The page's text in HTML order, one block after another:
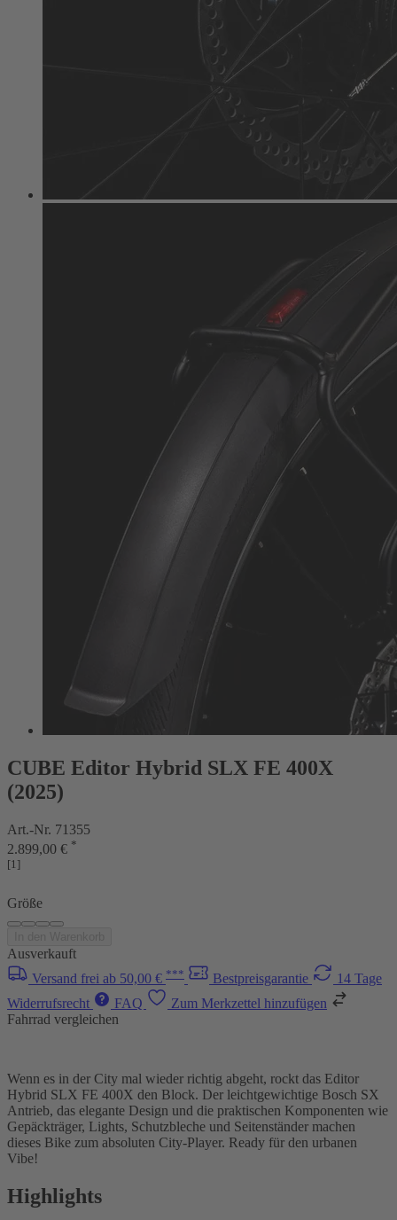
CUBE Editor Hybrid SLX FE 400X
(2025)
Art.-Nr. 71355
2.899,00 € *
[1]
Größe
Ausverkauft
Versand frei ab 50,00 € *** Bestpreisgarantie
14 Tage
Widerrufsrecht
FAQ
Zum Merkzettel hinzufügen
Fahrrad vergleichen
Wenn es in der City mal wieder richtig abgeht, rockt das Editor
Hybrid SLX FE 400X den Block. Der leichtgewichtige Bosch SX
Antrieb, das elegante Design und die praktischen Komponenten wie
Gepäckträger, Lights, Schutzbleche und Seitenständer machen
dieses Bike zum absoluten City-Player. Ready für den urbanen
Vibe!
Highlights